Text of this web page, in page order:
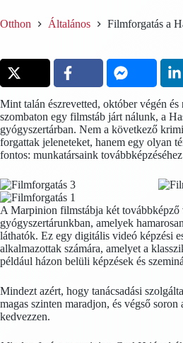
Otthon Általános Filmforgatás a
Mint talán észrevetted, október végén
szombaton egy filmstáb járt nálunk, a
gyógyszertárban. Nem a következő
forgattak jeleneteket, hanem egy olyan
fontos: munkatársaink
A Marpinion filmstábja két továbbképző
gyógyszertárunkban, amelyek
láthatók. Ez egy digitális videó képzési
alkalmazottak számára, amelyet a
például házon belüli képzések és
Mindezt azért, hogy tanácsadási
magas szinten maradjon, és végső soron
kedvezzen.